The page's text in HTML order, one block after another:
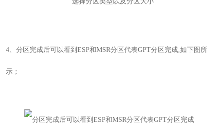
4、分区完成后可以看到ESP和MSR分区代表GPT分区完成,如下图所
示；